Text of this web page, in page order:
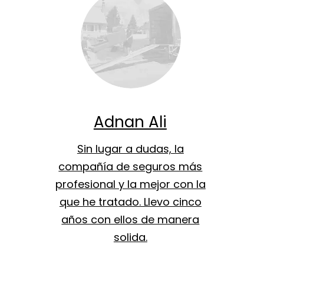
Adnan Ali
Sin lugar a dudas, la
compañía de seguros más
profesional y la mejor con la
que he tratado. Llevo cinco
años con ellos de manera
solida.